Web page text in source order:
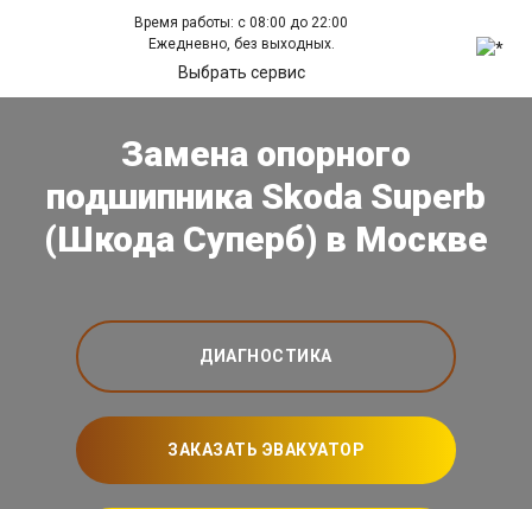
Время работы: с 08:00 до 22:00
Ежедневно, без выходных.
Выбрать сервис
Замена опорного
подшипника Skoda Superb
(Шкода Суперб) в Москве
ДИАГНОСТИКА
ЗАКАЗАТЬ ЭВАКУАТОР